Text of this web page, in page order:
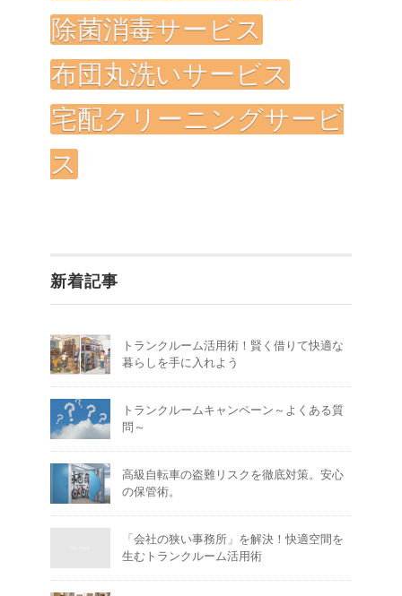
除菌消毒サービス
布団丸洗いサービス
宅配クリーニングサービ
ス
新着記事
トランクルーム活用術！賢く借りて快適な
暮らしを手に入れよう
トランクルームキャンペーン～よくある質
問～
高級自転車の盗難リスクを徹底対策。安心
の保管術。
「会社の狭い事務所」を解決！快適空間を
生むトランクルーム活用術